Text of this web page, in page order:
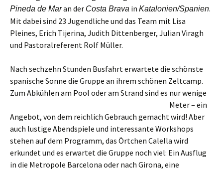
Pineda de Maran der Costa Brava in Katalonien/Spanien.
Mit dabei sind 23 Jugendliche und das Team mit Lisa
Pleines, Erich Tijerina, Judith Dittenberger, Julian Viragh
und Pastoralreferent Rolf Müller.
Nach sechzehn Stunden Busfahrt erwartete die schönste
spanische Sonne die Gruppe an ihrem schönen Zeltcamp.
Zum Abkühlen am Pool oder am Strand sind es nur wenige
Meter – ein
Angebot, von dem reichlich Gebrauch gemacht wird! Aber
auch lustige Abendspiele und interessante Workshops
stehen auf dem Programm, das Örtchen Calella wird
erkundet und es erwartet die Gruppe noch viel: Ein Ausflug
in die Metropole Barcelona oder nach Girona, eine